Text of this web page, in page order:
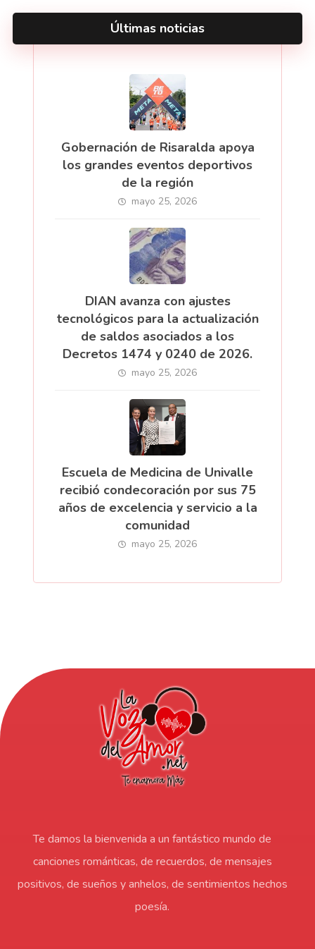
Últimas noticias
Gobernación de Risaralda apoya
los grandes eventos deportivos
de la región
mayo 25, 2026
DIAN avanza con ajustes
tecnológicos para la actualización
de saldos asociados a los
Decretos 1474 y 0240 de 2026.
mayo 25, 2026
Escuela de Medicina de Univalle
recibió condecoración por sus 75
años de excelencia y servicio a la
comunidad
mayo 25, 2026
Te damos la bienvenida a un fantástico mundo de
canciones románticas, de recuerdos, de mensajes
positivos, de sueños y anhelos, de sentimientos hechos
poesía.